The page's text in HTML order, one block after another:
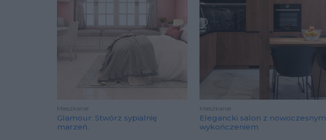
Mieszkanie
Glamour: Stwórz sypialnię
marzeń.
Mieszkanie
Elegancki salon z nowoczesnym
wykończeniem